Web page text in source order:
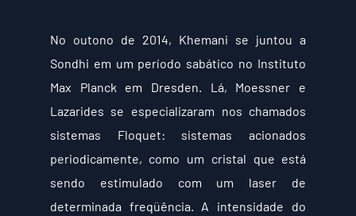
No outono de 2014, Khemani se juntou a
Sondhi em um período sabático no Instituto
Max Planck em Dresden. Lá, Moessner e
Lazarides se especializaram nos chamados
sistemas Floquet: sistemas acionados
periodicamente, como um cristal que está
sendo estimulado com um laser de
determinada freqüência. A intensidade do